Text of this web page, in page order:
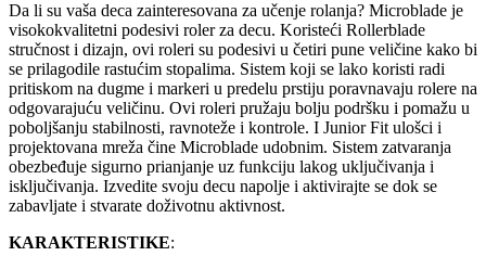
Da li su vaša deca zainteresovana za učenje rolanja? Microblade je
visokokvalitetni podesivi roler za decu. Koristeći Rollerblade
stručnost i dizajn, ovi roleri su podesivi u četiri pune veličine kako bi
se prilagodile rastućim stopalima. Sistem koji se lako koristi radi
pritiskom na dugme i markeri u predelu prstiju poravnavaju rolere na
odgovarajuću veličinu. Ovi roleri pružaju bolju podršku i pomažu u
poboljšanju stabilnosti, ravnoteže i kontrole. I Junior Fit ulošci i
projektovana mreža čine Microblade udobnim. Sistem zatvaranja
obezbeđuje sigurno prianjanje uz funkciju lakog uključivanja i
isključivanja. Izvedite svoju decu napolje i aktivirajte se dok se
zabavljate i stvarate doživotnu aktivnost.
KARAKTERISTIKE: